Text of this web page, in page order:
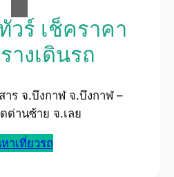
วร์ เช็คราคา
างเดินรถ
าร จ.บึงกาฬ จ.บึงกาฬ –
ด่านซ้าย จ.เลย
าเที่ยวรถ